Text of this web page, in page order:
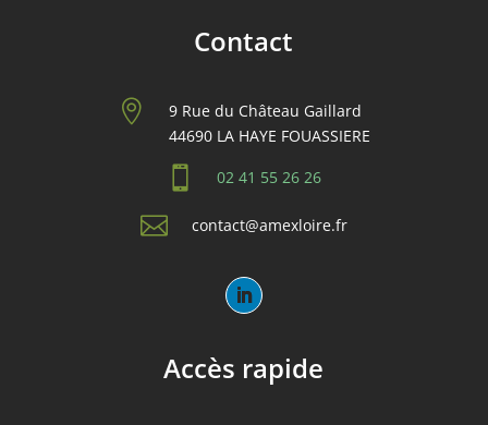
Contact

9 Rue du Château Gaillard
44690 LA HAYE FOUASSIERE
 02 41 55 26 26
 contact@amexloire.fr
Accès rapide